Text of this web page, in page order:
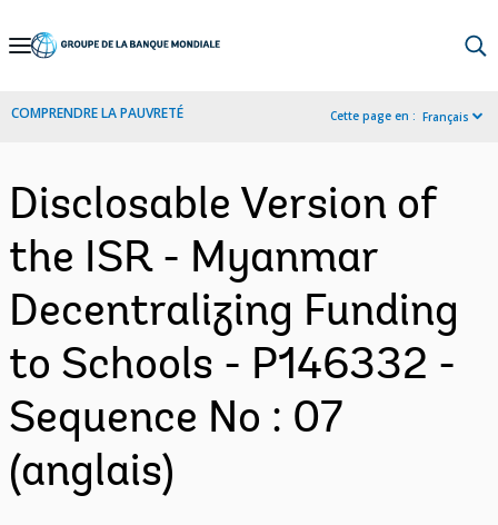
Skip
Navigation
COMPRENDRE LA PAUVRETÉ Cette page en : Français
Disclosable Version of
the ISR - Myanmar
Decentralizing Funding
to Schools - P146332 -
Sequence No : 07
(anglais)